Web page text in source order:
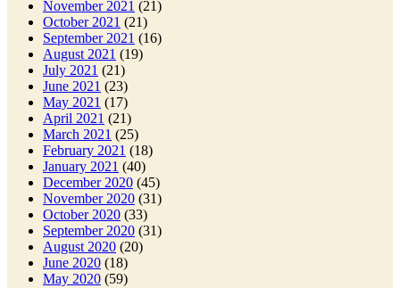
November 2021 (21)
October 2021 (21)
September 2021 (16)
August 2021 (19)
July 2021 (21)
June 2021 (23)
May 2021 (17)
April 2021 (21)
March 2021 (25)
February 2021 (18)
January 2021 (40)
December 2020 (45)
November 2020 (31)
October 2020 (33)
September 2020 (31)
August 2020 (20)
June 2020 (18)
May 2020 (59)